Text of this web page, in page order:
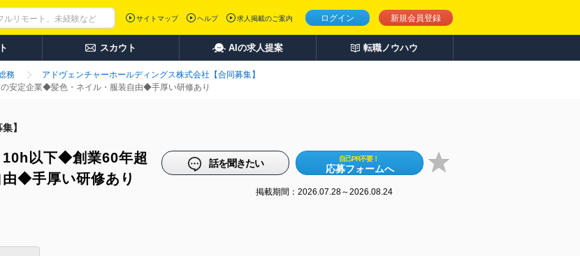
ログイン 新規会員登録
サイトマップ ヘルプ 求人掲載のご案内
スカウト AIの求人提案 転職ノウハウ
務
アドヴェンチャーホールディングス株式会社【合同募集】
定企業◆髪色・ネイル・服装自由◆手厚い研修あり
】
以下◆創業60年超
◆手厚い研修あり
話を聞きたい 自己PR不要！
応募フォームへ
掲載期間：2026.07.28～2026.08.24